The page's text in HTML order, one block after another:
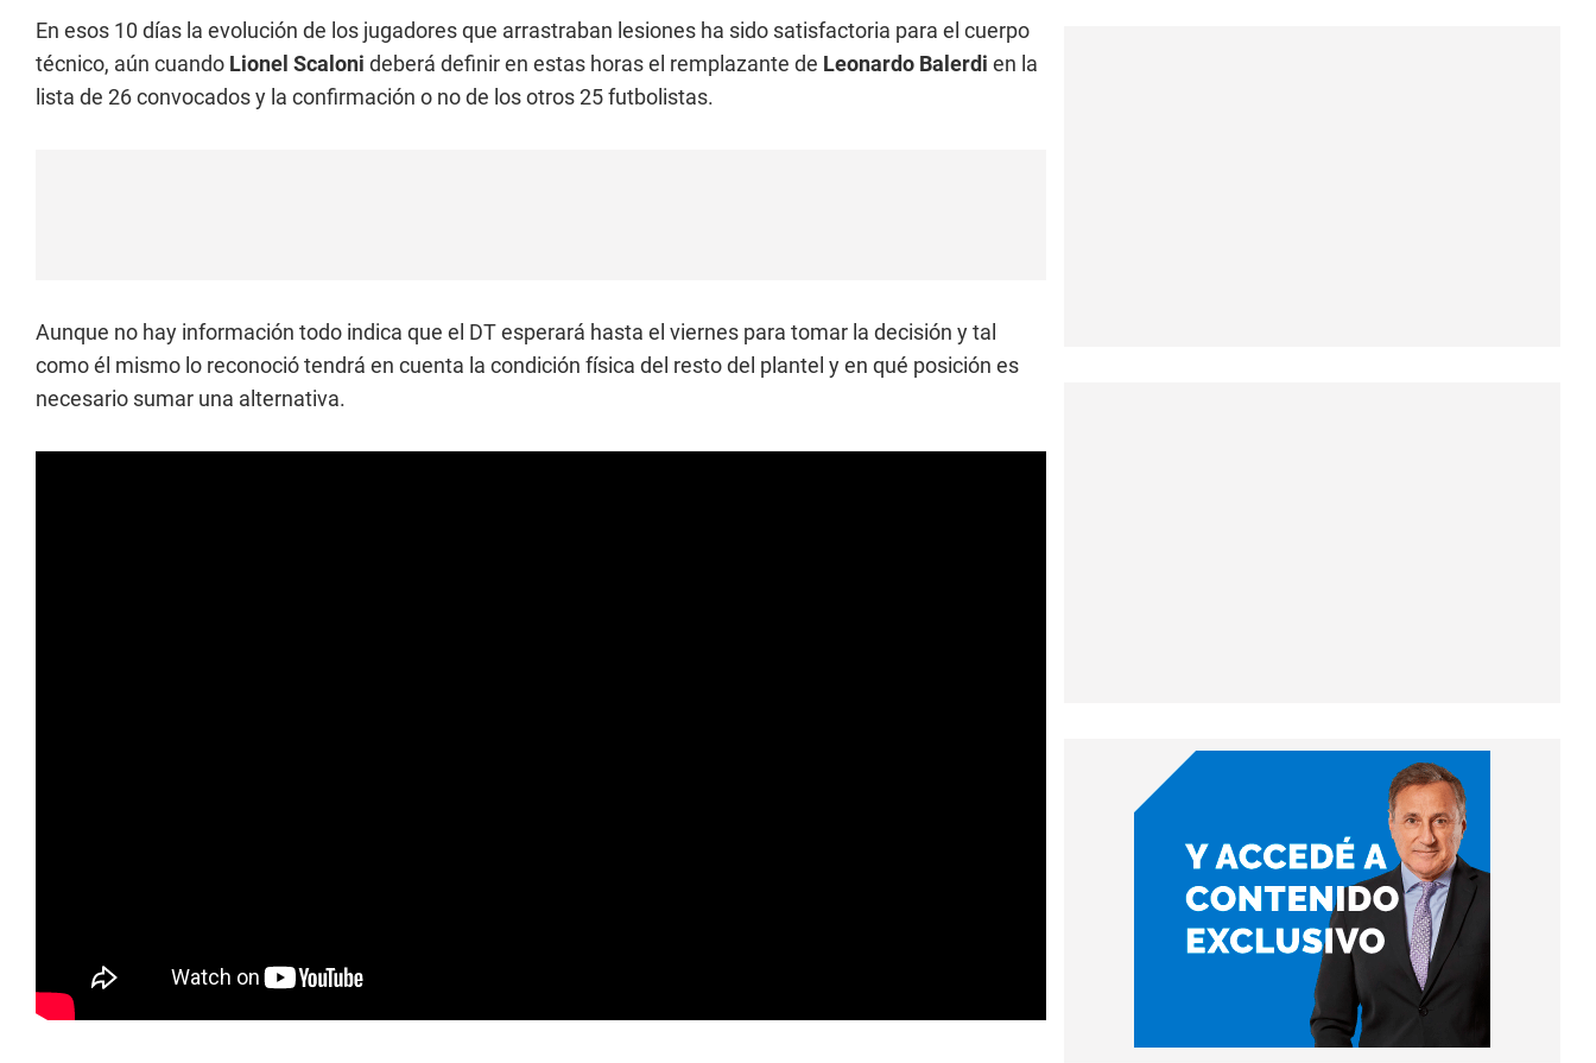
En esos 10 días la evolución de los jugadores que arrastraban lesiones ha sido satisfactoria para el cuerpo
técnico, aún cuando Lionel Scaloni deberá definir en estas horas el remplazante de Leonardo Balerdi en la
lista de 26 convocados y la confirmación o no de los otros 25 futbolistas.
Aunque no hay información todo indica que el DT esperará hasta el viernes para tomar la decisión y tal
como él mismo lo reconoció tendrá en cuenta la condición física del resto del plantel y en qué posición es
necesario sumar una alternativa.